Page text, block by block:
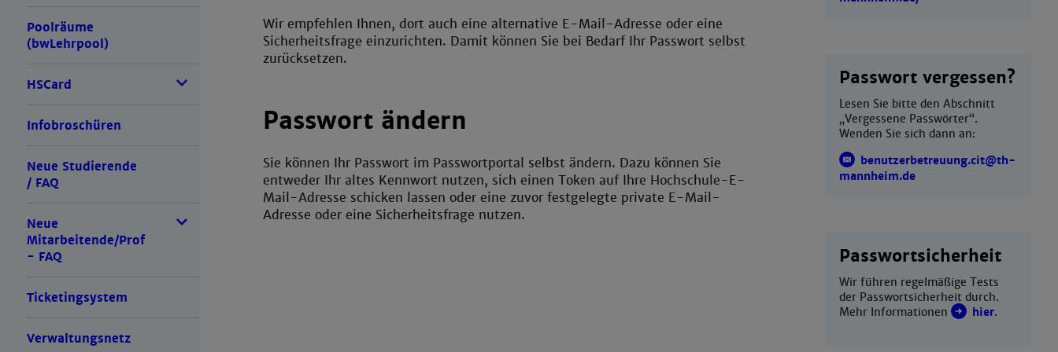
Poolräume
(bwLehrpool)
HSCard
Infobroschüren
Neue Studierende
/ FAQ
Neue
Mitarbeitende/Prof
- FAQ
Ticketingsystem
Verwaltungsnetz
Wir empfehlen Ihnen, dort auch eine alternative E-Mail-Adresse oder eine
Sicherheitsfrage einzurichten. Damit können Sie bei Bedarf Ihr Passwort selbst
zurücksetzen.
Passwort ändern
Sie können Ihr Passwort im Passwortportal selbst ändern. Dazu können Sie
entweder Ihr altes Kennwort nutzen, sich einen Token auf Ihre Hochschule-E-
Mail-Adresse schicken lassen oder eine zuvor festgelegte private E-Mail-
Adresse oder eine Sicherheitsfrage nutzen.
Passwort vergessen?
Lesen Sie bitte den Abschnitt
„Vergessene Passwörter“.
Wenden Sie sich dann an:
benutzerbetreuung.cit@th-
mannheim.de
Passwortsicherheit
Wir führen regelmäßige Tests
der Passwortsicherheit durch.
Mehr Informationen
hier.